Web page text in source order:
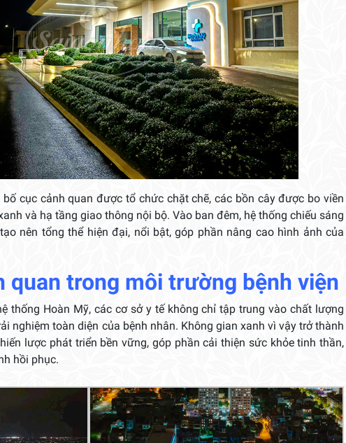
cục cảnh quan được tổ chức chặt chẽ, các bồn cây được bo viền
và hạ tầng giao thông nội bộ. Vào ban đêm, hệ thống chiếu sáng
nên tổng thể hiện đại, nổi bật, góp phần nâng cao hình ảnh của
quan trong môi trường bệnh viện
thống Hoàn Mỹ, các cơ sở y tế không chỉ tập trung vào chất lượng
nghiệm toàn diện của bệnh nhân. Không gian xanh vì vậy trở thành
lược phát triển bền vững, góp phần cải thiện sức khỏe tinh thần,
hồi phục.